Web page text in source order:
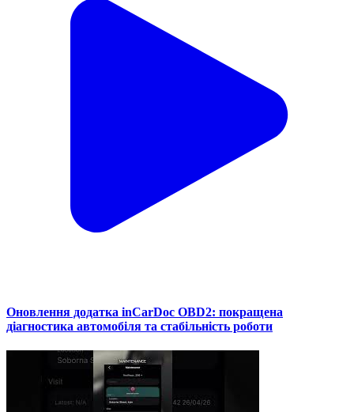
Оновлення додатка inCarDoc OBD2: покращена
діагностика автомобіля та стабільність роботи